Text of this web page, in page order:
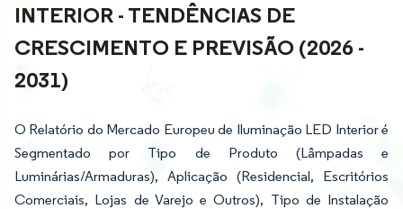
INTERIOR - TENDÊNCIAS DE
CRESCIMENTO E PREVISÃO (2026 -
2031)
O Relatório do Mercado Europeu de Iluminação LED Interior é
Segmentado por Tipo de Produto (Lâmpadas e
Luminárias/Armaduras), Aplicação (Residencial, Escritórios
Comerciais, Lojas de Varejo e Outros), Tipo de Instalação